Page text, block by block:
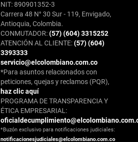
NIT: 890901352-3
Carrera 48 N° 30 Sur - 119, Envigado,
Antioquia, Colombia.
CONMUTADOR:(57) (604) 3315252
ATENCIÓN AL CLIENTE:(57) (604)
3393333
servicio@elcolombiano.com.co
*Para asuntos relacionados con
peticiones, quejas y reclamos (PQR),
haz clic aquí
PROGRAMA DE TRANSPARENCIA Y
ÉTICA EMPRESARIAL:
*Buzón exclusivo para notificaciones judiciales:
notificacionesjudiciales@elcolombiano.com.co